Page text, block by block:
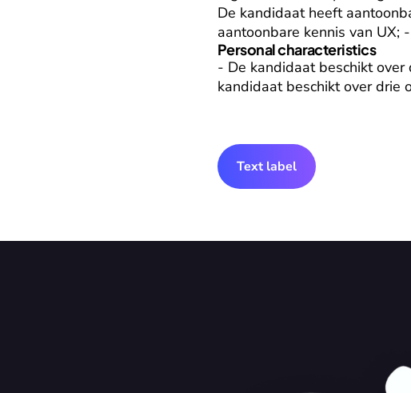
De kandidaat heeft
aantoonbare kennis van UX;
Personal characteristics
- De kandidaat beschikt
kandidaat beschikt over drie
Text label